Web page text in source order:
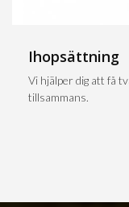
Ihopsättning
Vi hjälper dig att få
tillsammans.